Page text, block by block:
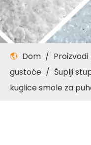
Dom / Proizvodi
gustoće / Šuplji
kuglice smole za